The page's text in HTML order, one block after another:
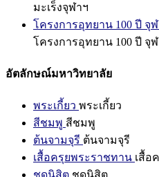
มะเร็งจุฬาฯ
โครงการอุทยาน 100 ปี
โครงการอุทยาน 100 ปี
อัตลักษณ์มหาวิทยาลัย
พระเกี้ยว พระเกี้ยว
สีชมพู สีชมพู
ต้นจามจุรี ต้นจามจุรี
เสื้อครุยพระราชทาน เสื้อ